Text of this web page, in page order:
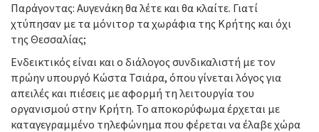
Παράγοντας: Αυγενάκη θα λέτε και θα κλαίτε. Γιατί
χτύπησαν με τα μόνιτορ τα χωράφια της Κρήτης και όχι
της Θεσσαλίας;
Ενδεικτικός είναι και ο διάλογος συνδικαλιστή με τον
πρώην υπουργό Κώστα Τσιάρα, όπου γίνεται λόγος για
απειλές και πιέσεις με αφορμή τη λειτουργία του
οργανισμού στην Κρήτη. Το αποκορύφωμα έρχεται με
καταγεγραμμένο τηλεφώνημα που φέρεται να έλαβε χώρα